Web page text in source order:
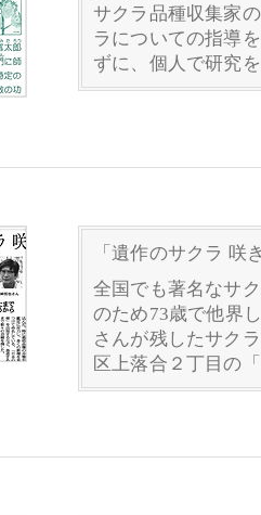
サクラ品種収集家
ラについての指導
ずに、個人で研究
「遺作のサクラ 咲
全国でも著名なサ
のため73歳で他界
さんが残したサク
区上落合２丁目の